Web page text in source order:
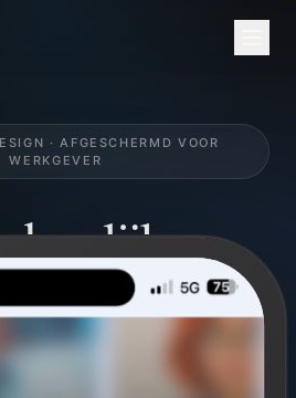
· AFGESCHERMD VOOR
WERKGEVER
Check.
qognitieve en fysieke welzijn.
en challenges. Privé